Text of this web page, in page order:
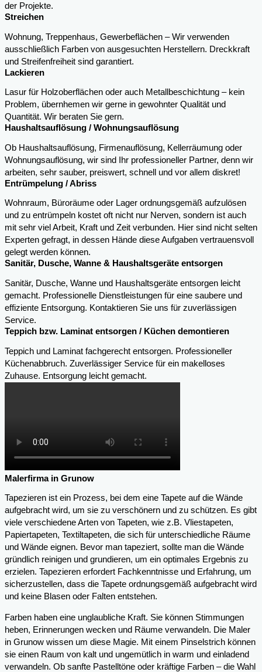
der Projekte.
Streichen
Wohnung, Treppenhaus, Gewerbeflächen – Wir verwenden
ausschließlich Farben von ausgesuchten Herstellern. Dreckkraft
und Streifenfreiheit sind garantiert.
Lackieren
Lasur für Holzoberflächen oder auch Metallbeschichtung – kein
Problem, übernhemen wir gerne in gewohnter Qualität und
Quantität. Wir beraten Sie gern.
Haushaltsauflösung / Wohnungsauflösung
Ob Haushaltsauflösung, Firmenauflösung, Kellerräumung oder
Wohnungsauflösung, wir sind Ihr professioneller Partner, denn wir
arbeiten, sehr sauber, preiswert, schnell und vor allem diskret!
Entrümpelung / Abriss
Wohnraum, Büroräume oder Lager ordnungsgemäß aufzulösen
und zu entrümpeln kostet oft nicht nur Nerven, sondern ist auch
mit sehr viel Arbeit, Kraft und Zeit verbunden. Hier sind nicht selten
Experten gefragt, in dessen Hände diese Aufgaben vertrauensvoll
gelegt werden können.
Sanitär, Dusche, Wanne & Haushaltsgeräte entsorgen
Sanitär, Dusche, Wanne und Haushaltsgeräte entsorgen leicht
gemacht. Professionelle Dienstleistungen für eine saubere und
effiziente Entsorgung. Kontaktieren Sie uns für zuverlässigen
Service.
Teppich bzw. Laminat entsorgen / Küchen demontieren
Teppich und Laminat fachgerecht entsorgen. Professioneller
Küchenabbruch. Zuverlässiger Service für ein makelloses
Zuhause. Entsorgung leicht gemacht.
Malerfirma in Grunow
Tapezieren ist ein Prozess, bei dem eine Tapete auf die Wände
aufgebracht wird, um sie zu verschönern und zu schützen. Es gibt
viele verschiedene Arten von Tapeten, wie z.B. Vliestapeten,
Papiertapeten, Textiltapeten, die sich für unterschiedliche Räume
und Wände eignen. Bevor man tapeziert, sollte man die Wände
gründlich reinigen und grundieren, um ein optimales Ergebnis zu
erzielen. Tapezieren erfordert Fachkenntnisse und Erfahrung, um
sicherzustellen, dass die Tapete ordnungsgemäß aufgebracht wird
und keine Blasen oder Falten entstehen.
Farben haben eine unglaubliche Kraft. Sie können Stimmungen
heben, Erinnerungen wecken und Räume verwandeln. Die Maler
in Grunow wissen um diese Magie. Mit einem Pinselstrich können
sie einen Raum von kalt und ungemütlich in warm und einladend
verwandeln. Ob sanfte Pastelltöne oder kräftige Farben – die Wahl